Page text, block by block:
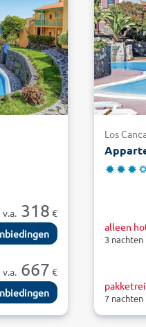
v.a. 318 €
v.a. 667 €
Los
alleen
3 nachten
7 nachten